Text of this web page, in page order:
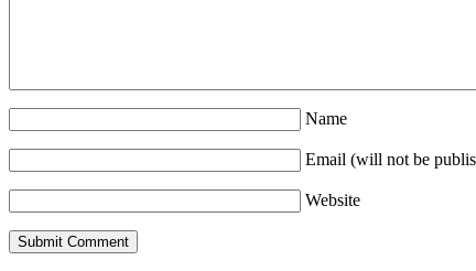
Name
Email (will not be
Website